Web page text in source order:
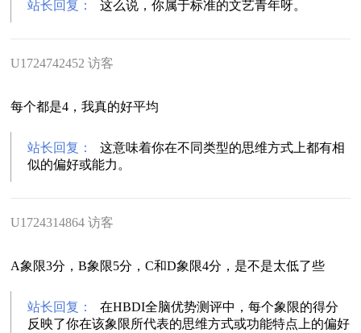
站长回复： 这么说，你属于标准的文艺青年呀。
U1724742452 访客
每个都是4，我真的好平均
站长回复：
这意味着你在不同类型的思维方式上都有相
似的偏好或能力。
U1724314864 访客
A象限3分，B象限5分，C和D象限4分，是不是太低了些
站长回复：
在HBDI全脑优势测评中，每个象限的得分
反映了你在该象限所代表的思维方式或功能特点上的偏好